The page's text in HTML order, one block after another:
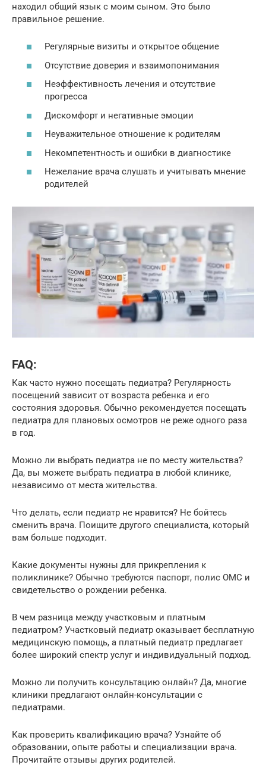
находил общий язык с моим сыном. Это было
правильное решение.
Регулярные визиты и открытое общение
Отсутствие доверия и взаимопонимания
Неэффективность лечения и отсутствие
прогресса
Дискомфорт и негативные эмоции
Неуважительное отношение к родителям
Некомпетентность и ошибки в диагностике
Нежелание врача слушать и учитывать мнение
родителей
FAQ:
Как часто нужно посещать педиатра? Регулярность
посещений зависит от возраста ребенка и его
состояния здоровья. Обычно рекомендуется посещать
педиатра для плановых осмотров не реже одного раза
в год.
Можно ли выбрать педиатра не по месту жительства?
Да, вы можете выбрать педиатра в любой клинике,
независимо от места жительства.
Что делать, если педиатр не нравится? Не бойтесь
сменить врача. Поищите другого специалиста, который
вам больше подходит.
Какие документы нужны для прикрепления к
поликлинике? Обычно требуются паспорт, полис ОМС и
свидетельство о рождении ребенка.
В чем разница между участковым и платным
педиатром? Участковый педиатр оказывает бесплатную
медицинскую помощь, а платный педиатр предлагает
более широкий спектр услуг и индивидуальный подход.
Можно ли получить консультацию онлайн? Да, многие
клиники предлагают онлайн-консультации с
педиатрами.
Как проверить квалификацию врача? Узнайте об
образовании, опыте работы и специализации врача.
Прочитайте отзывы других родителей.